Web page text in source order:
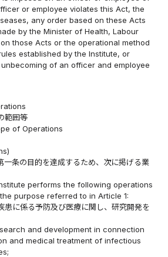
or employee violates this Act, the
any order based on these Acts
by the Minister of Health, Labour
those Acts or the operational method
established by the Institute, or
of an officer and employee
範囲等
of Operations
一条の目的を達成するため、次に掲げる業
performs the following operations
purpose referred to in Article 1:
患に係る予防及び医療に関し、研究開発を
and development in connection
and medical treatment of infectious